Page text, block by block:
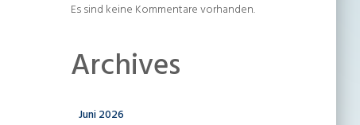
Es sind keine Kommentare vorhanden.
Archives
Juni 2026